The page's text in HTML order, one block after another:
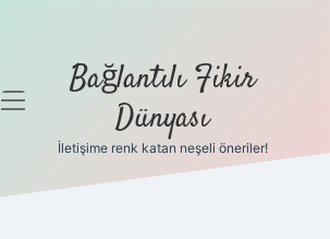
menüyü
Bağlantılı Fikir
Dünyası
İletişime renk katan neşeli öneriler!